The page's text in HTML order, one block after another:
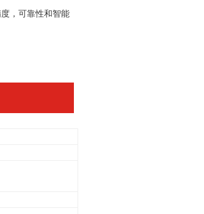
，可靠性和智能